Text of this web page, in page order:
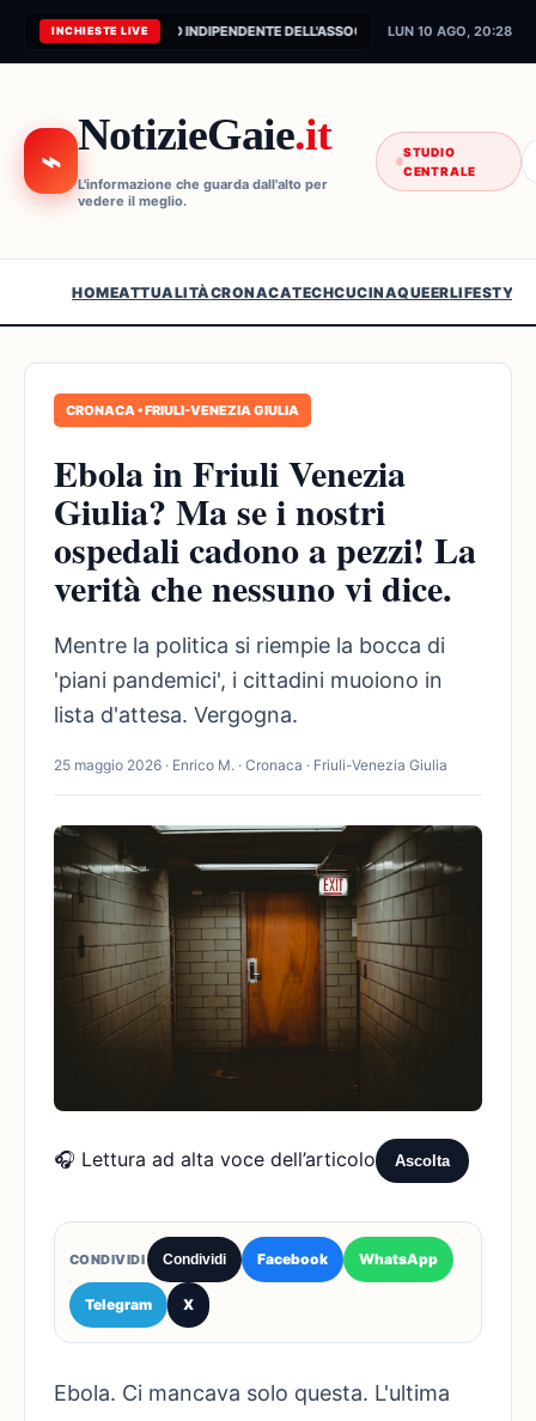
INCHIESTE LIVE
CONNESSIONE AL FEED INDIPENDENTE DELL'ASSOCIAZIONE...LUN 10 AGO, 20:28
⌁
NotizieGaie.it
L'informazione che guarda dall'alto per
vedere il meglio.
STUDIO
CENTRALE
HOMEATTUALITÀCRONACATECHCUCINAQUEERLIFESTYLE
CRONACA • FRIULI-VENEZIA GIULIA
Ebola in Friuli Venezia
Giulia? Ma se i nostri
ospedali cadono a pezzi! La
verità che nessuno vi dice.
Mentre la politica si riempie la bocca di
'piani pandemici', i cittadini muoiono in
lista d'attesa. Vergogna.
25 maggio 2026 · Enrico M. · Cronaca · Friuli-Venezia Giulia
🎧 Lettura ad alta voce dell’articolo Ascolta
CONDIVIDI Condividi Facebook WhatsApp
Telegram X
Ebola. Ci mancava solo questa. L'ultima